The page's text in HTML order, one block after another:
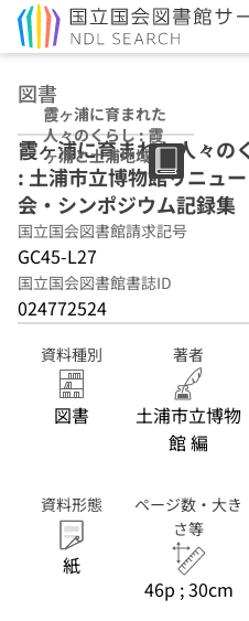
図書
霞ヶ浦に育まれた
人々のくらし : 霞
ヶ浦と土浦地域 :
土浦市立博物館リ
ニューアルオープ
ン記念講演会・シ
ンポジウム記録集
霞ヶ浦に育まれた人々の
: 土浦市立博物館リニュ
会・シンポジウム記録集
国立国会図書館請求記号
GC45-L27
国立国会図書館書誌ID
024772524
資料種別
図書
著者
土浦市立博物
館 編
資料形態
紙
ページ数・大き
さ等
46p ; 30cm